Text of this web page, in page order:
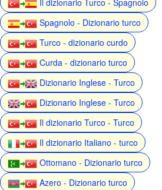
Spagnolo - Dizionario turco
Turco - dizionario curdo
Curda - dizionario turco
Dizionario Inglese - Turco
Dizionario Inglese - Turco
Il dizionario Turco - Turco
Il dizionario Italiano - turco
Ottomano - Dizionario turco
Azero - Dizionario turco